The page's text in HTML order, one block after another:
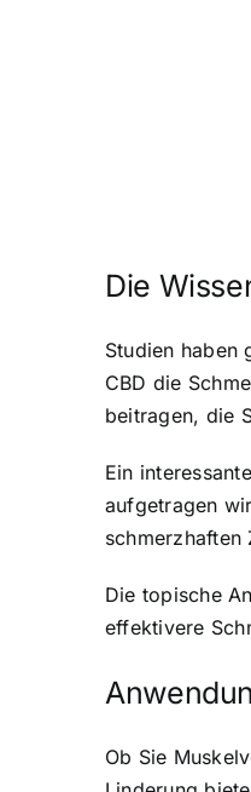
Die
Studien haben
CBD die
beitragen, die
Ein
aufgetragen
schmerzhaften
Die topische
effektivere
Ob Sie